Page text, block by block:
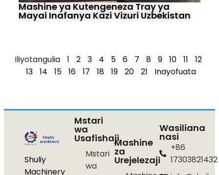
Mashine ya Kutengeneza Tray ya
Mayai Inafanya Kazi Vizuri Uzbekistan
Iliyotangulia 1 2 3 4 5 6 7 8 9 10 11
12
13
14 15 16 17 18 19 20 21 Inayofuata
Shuliy
Machinery
Mstari
wa
Usafishaji
Mstari
wa
Mashine
za
Urejelezaji
Wasiliana
nasi
+86
17303821432